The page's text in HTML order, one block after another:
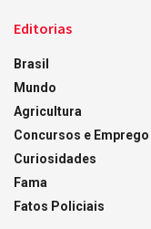
Editorias
Brasil
Mundo
Agricultura
Concursos e Emprego
Curiosidades
Fama
Fatos Policiais